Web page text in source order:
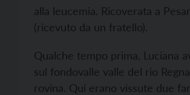
alla leucemia. Ricoverata a
(ricevuto da un fratello).
Qualche tempo prima, Luciana
sul fondovalle valle del rio
rovina. Qui erano vissute due